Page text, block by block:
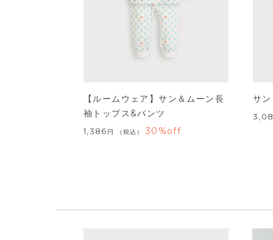
【ルームウェア】サン＆ムーン長
袖トップス&パンツ
1,386 税込 30%off
サ